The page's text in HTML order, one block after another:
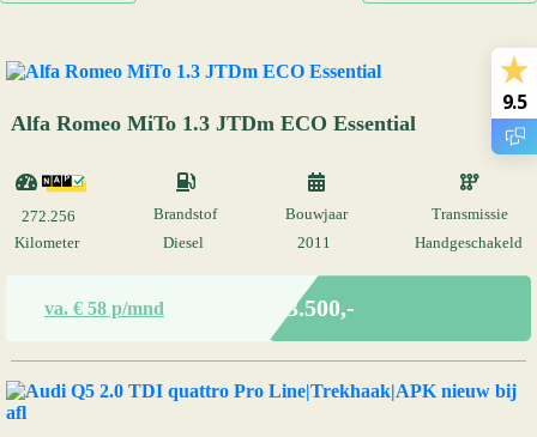
Alfa Romeo MiTo 1.3 JTDm ECO Essential
272.256
Kilometer
Brandstof
Diesel
Bouwjaar
2011
Transmissie
Handgeschakeld
va. € 58 p/mnd € 3.500,-
9.5